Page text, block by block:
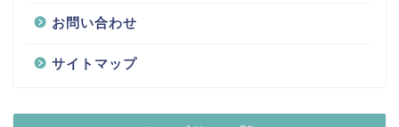
お問い合わせ
サイトマップ